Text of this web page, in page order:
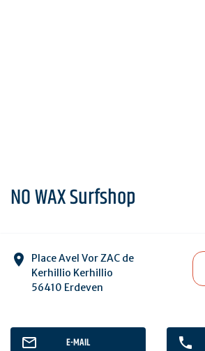
NO WAX Surfshop
Place Avel Vor ZAC de
Kerhillio Kerhillio
56410 Erdeven
E-MAIL